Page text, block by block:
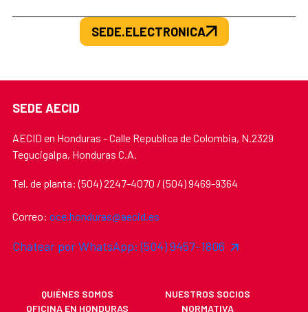
SEDE.ELECTRONICA
SEDE AECID
AECID en Honduras - Calle Republica de Colombia, N.2329
Tegucigalpa, Honduras C.A.
Tel. de planta: (504) 2247-4070 / (504) 9469-9364
Correo: oce.honduras@aecid.es
Chatear por WhatsApp: (504) 9457-1806
QUIÉNES SOMOS
NUESTROS SOCIOS
OFICINA EN HONDURAS
NORMATIVA